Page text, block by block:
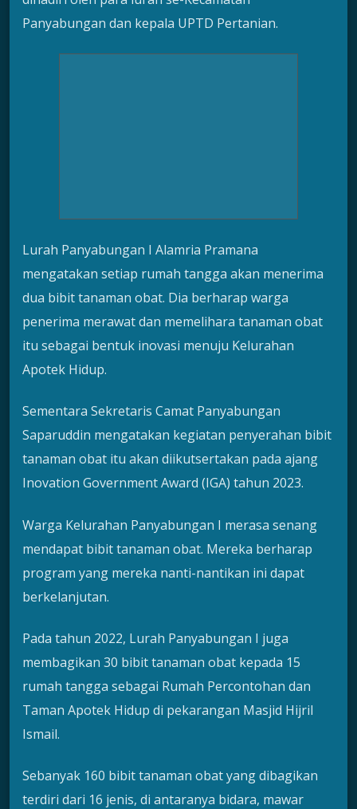
Panyabungan dan kepala UPTD Pertanian.
Lurah Panyabungan I Alamria Pramana
mengatakan setiap rumah tangga akan menerima
dua bibit tanaman obat. Dia berharap warga
penerima merawat dan memelihara tanaman obat
itu sebagai bentuk inovasi menuju Kelurahan
Apotek Hidup.
Sementara Sekretaris Camat Panyabungan
Saparuddin mengatakan kegiatan penyerahan bibit
tanaman obat itu akan diikutsertakan pada ajang
Inovation Government Award (IGA) tahun 2023.
Warga Kelurahan Panyabungan I merasa senang
mendapat bibit tanaman obat. Mereka berharap
program yang mereka nanti-nantikan ini dapat
berkelanjutan.
Pada tahun 2022, Lurah Panyabungan I juga
membagikan 30 bibit tanaman obat kepada 15
rumah tangga sebagai Rumah Percontohan dan
Taman Apotek Hidup di pekarangan Masjid Hijril
Ismail.
Sebanyak 160 bibit tanaman obat yang dibagikan
terdiri dari 16 jenis, di antaranya bidara, mawar